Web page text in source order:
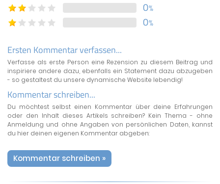
0%
0%
Ersten Kommentar verfassen...
Verfasse als erste Person eine Rezension zu diesem Beitrag und
inspiriere andere dazu, ebenfalls ein Statement dazu abzugeben
- so gestaltest du unsere dynamische Website lebendig!
Kommentar schreiben...
Du möchtest selbst einen Kommentar über deine Erfahrungen
oder den Inhalt dieses Artikels schreiben? Kein Thema - ohne
Anmeldung und ohne Angaben von persönlichen Daten, kannst
du hier deinen eigenen Kommentar abgeben:
Kommentar schreiben »